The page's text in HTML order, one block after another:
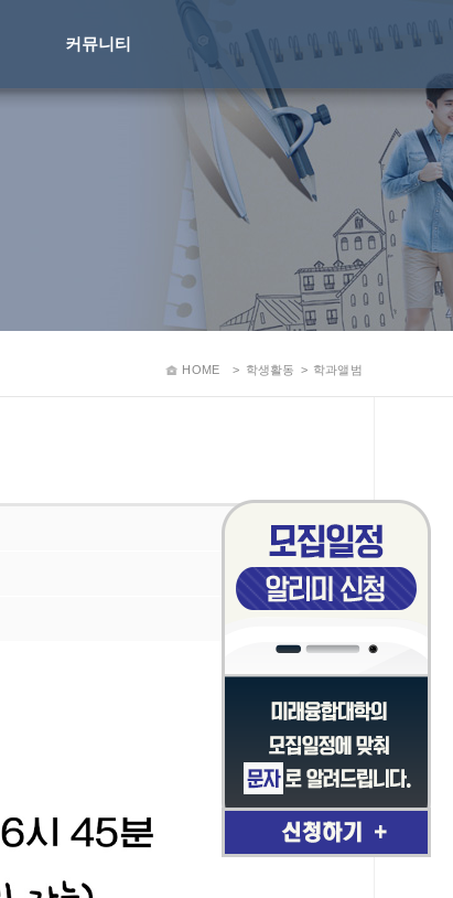
커뮤니티
HOME > 학생활동 > 학과앨범